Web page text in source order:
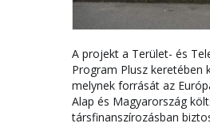
A projekt a Terület- és
Program Plusz keretében
melynek forrását az
Alap és Magyarország
társfinanszírozásban